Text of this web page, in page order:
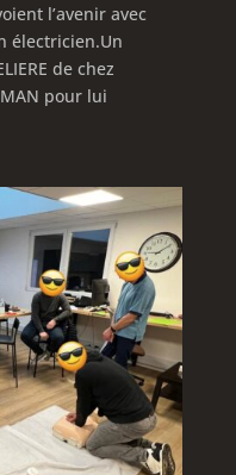
l’avenir avec
électricien.Un
de chez
pour lui